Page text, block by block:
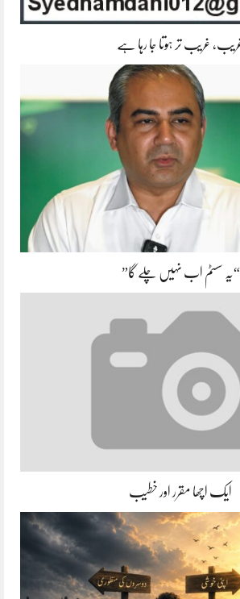
غریب تر ہوتا جا رہا ہے
“یہ سسٹم اب نہیں چلے گا”
ایک اچھا مقرر اور خطیب